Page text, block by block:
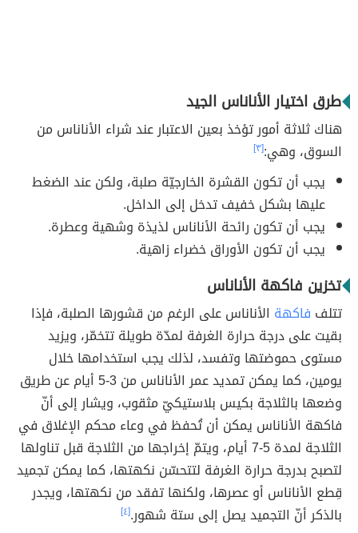
طرق اختيار الأناناس الجيد
هناك ثلاثة أمور تؤخذ بعين الاعتبار عند شراء الأناناس من
السوق، وهي:[٣]
يجب أن تكون القشرة الخارجيّة صلبة، ولكن عند الضغط
عليها بشكل خفيف تدخل إلى الداخل.
يجب أن تكون رائحة الأناناس لذيذة وشهية وعطرة.
يجب أن تكون الأوراق خضراء زاهية.
تخزين فاكهة الأناناس
تتلف فاكهة الأناناس على الرغم من قشورها الصلبة، فإذا
بقيت على درجة حرارة الغرفة لمدّة طويلة تتخمّر، ويزيد
مستوى حموضتها وتفسد، لذلك يجب استخدامها خلال
يومين، كما يمكن تمديد عمر الأناناس من 3-5 أيام عن طريق
وضعها بالثلاجة بكيس بلاستيكيّ مثقوب، ويشار إلى أنّ
فاكهة الأناناس يمكن أن تُحفظ في وعاء محكم الإغلاق في
الثلاجة لمدة 5-7 أيام، ويتمّ إخراجها من الثلاجة قبل تناولها
لتصبح بدرجة حرارة الغرفة لتتحسّن نكهتها، كما يمكن تجميد
قِطع الأناناس أو عصرها، ولكنها تفقد من نكهتها، ويجدر
بالذكر أنّ التجميد يصل إلى ستة شهور.[٤]